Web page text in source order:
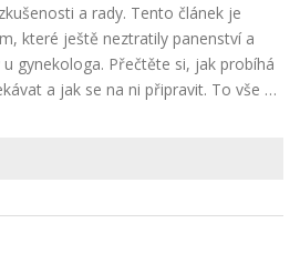
a rady. Tento článek je
které ještě neztratily panenství a
gynekologa. Přečtěte si, jak probíhá
a jak se na ni připravit. To vše v